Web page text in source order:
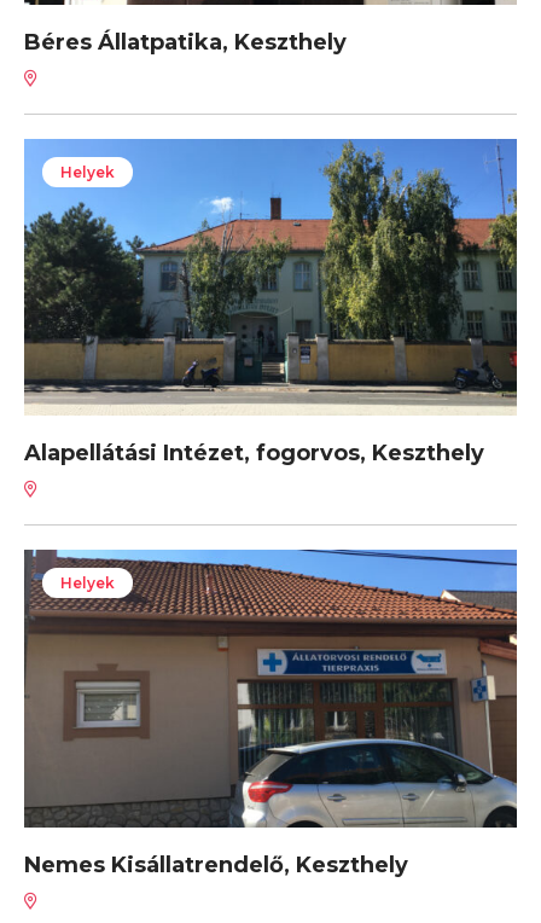
Béres Állatpatika, Keszthely
Helyek
Alapellátási Intézet, fogorvos, Keszthely
Helyek
Nemes Kisállatrendelő, Keszthely